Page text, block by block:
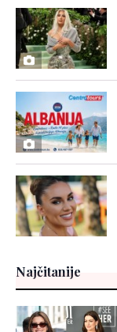
Najčitanije